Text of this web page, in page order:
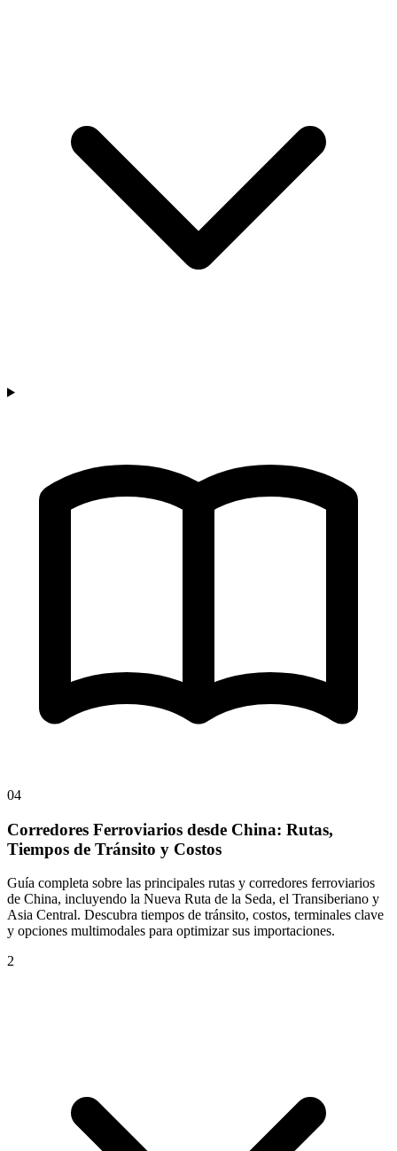
04
Corredores Ferroviarios desde China: Rutas,
Tiempos de Tránsito y Costos
Guía completa sobre las principales rutas y corredores ferroviarios
de China, incluyendo la Nueva Ruta de la Seda, el Transiberiano y
Asia Central. Descubra tiempos de tránsito, costos, terminales clave
y opciones multimodales para optimizar sus importaciones.
2